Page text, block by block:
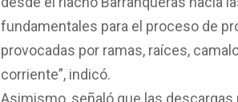
fundamentales para el proceso de
provocadas por ramas, raíces,
corriente”, indicó.
Asimismo, señaló que las